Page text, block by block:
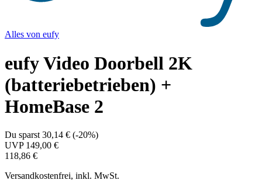
Alles von eufy
eufy Video Doorbell 2K
(batteriebetrieben) +
HomeBase 2
Du sparst 30,14 € (-20%)
UVP 149,00 €
118,86 €
Versandkostenfrei, inkl. MwSt.